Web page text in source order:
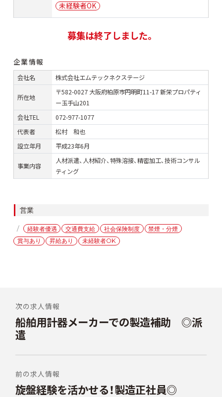
未経験者OK
募集は終了しました。
企業情報
会社名 株式会社エムテックネクステージ
所在地
〒582-0027 大阪府柏原市円明町11-17 新栄プロパティ
ー玉手山201
会社TEL
072-977-1077
代表者
松村 和也
設立年月
平成23年6月
事業内容
人材派遣、人材紹介、特殊溶接、精密加工、技術コンサル
ティング
ゴ
リ
営業
タ
グ
経験者優遇 交通費支給 社会保険制度
禁煙・分煙
賞与あり
昇給あり 未経験者OK
稿
ナ
ビ
ゲ
ー
シ
次の求人情報
前
の
投
稿:
船舶用計器メーカーでの製造補助 ◎派
遣
前の求人情報
次
旋盤経験を活かせる！製造正社員◎